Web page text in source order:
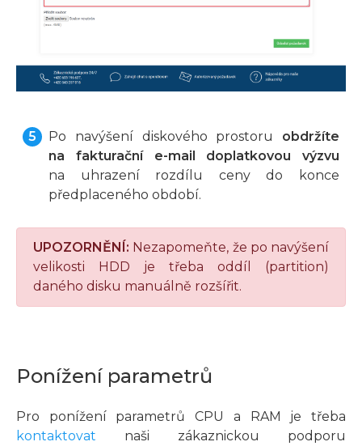
Po navýšení diskového prostoru obdržíte
na fakturační e-mail doplatkovou výzvu
na uhrazení rozdílu ceny do konce
předplaceného období.
UPOZORNĚNÍ: Nezapomeňte, že po navýšení
velikosti HDD je třeba oddíl (partition)
daného disku manuálně rozšířit.
Ponížení parametrů
Pro ponížení parametrů CPU a RAM je třeba
kontaktovat naši zákaznickou podporu